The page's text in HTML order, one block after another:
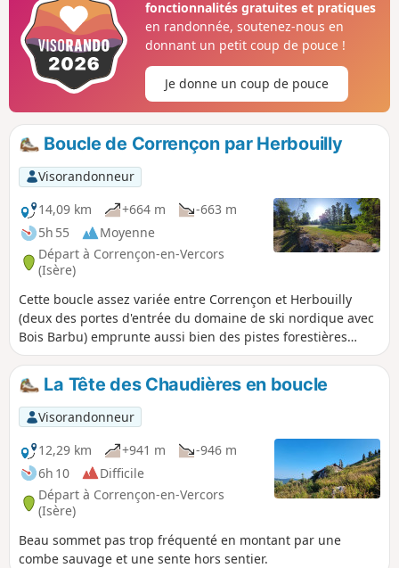
fonctionnalités gratuites et pratiques
en randonnée, soutenez-nous en
donnant un petit coup de pouce !
Je donne un coup de pouce
Boucle de Corrençon par Herbouilly
Visorandonneur
14,09 km
+664 m
-663 m
5h 55
Moyenne
Départ à Corrençon-en-Vercors
(Isère)
Cette boucle assez variée entre Corrençon et Herbouilly
(deux des portes d'entrée du domaine de ski nordique avec
Bois Barbu) emprunte aussi bien des pistes forestières
larges que des chemins en forêt plus paisibles. Par endroits
(au départ et à l'arrivée) elle longe le terrain de golf et les
pistes de ski-roues. Elle culmine en deux points, au Pas de
l'Âne et au Pas de la Sambue. Elle côtoie l'auberge de
Roybon et le foyer de ski de fond d'Herbouilly avant
d'emprunter la vire du Pas Saint-Martin, puis de traverser la
plaine d'Herbouilly. Sur le retour ne pas rater le point de
vue sur la Grande et la Petite Moucherolle, la Tête des
Chaudières et les pistes de ski de Villard-de-Lans et
Corrençon-en-Vercors.
La Tête des Chaudières en boucle
Visorandonneur
12,29 km
+941 m
-946 m
6h 10
Difficile
Départ à Corrençon-en-Vercors
(Isère)
Beau sommet pas trop fréquenté en montant par une
combe sauvage et une sente hors sentier.